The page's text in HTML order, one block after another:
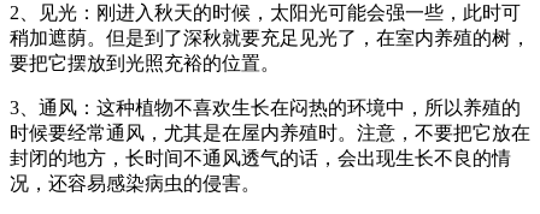
2、见光：刚进入秋天的时候，太阳光可能会强一些，此时可
稍加遮荫。但是到了深秋就要充足见光了，在室内养殖的树，
要把它摆放到光照充裕的位置。
3、通风：这种植物不喜欢生长在闷热的环境中，所以养殖的
时候要经常通风，尤其是在屋内养殖时。注意，不要把它放在
封闭的地方，长时间不通风透气的话，会出现生长不良的情
况，还容易感染病虫的侵害。